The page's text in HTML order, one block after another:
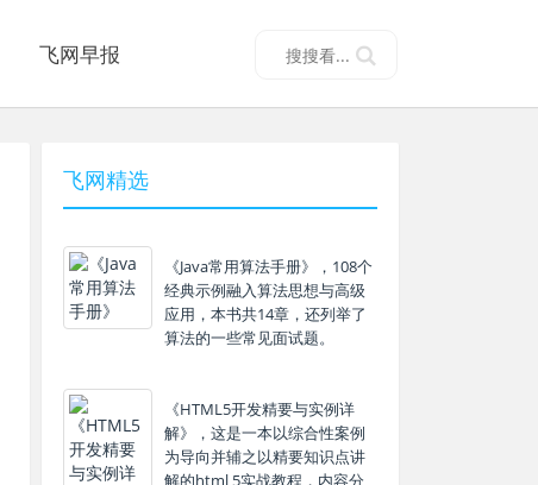
飞网早报
飞网精选
《Java常用算法手册》，108个
经典示例融入算法思想与高级
应用，本书共14章，还列举了
算法的一些常见面试题。
《HTML5开发精要与实例详
解》，这是一本以综合性案例
为导向并辅之以精要知识点讲
解的html 5实战教程，内容分